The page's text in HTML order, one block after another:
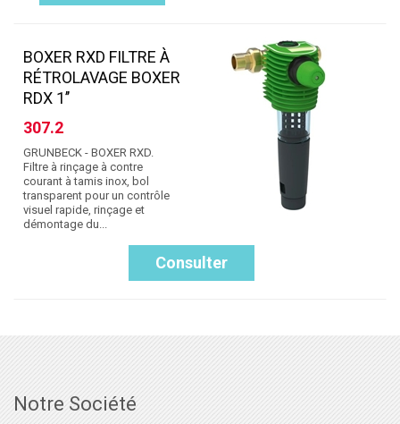
BOXER RXD FILTRE À
RÉTROLAVAGE BOXER
RDX 1’’
307.2
GRUNBECK - BOXER RXD.
Filtre à rinçage à contre
courant à tamis inox, bol
transparent pour un contrôle
visuel rapide, rinçage et
démontage du...
Consulter
Notre Société